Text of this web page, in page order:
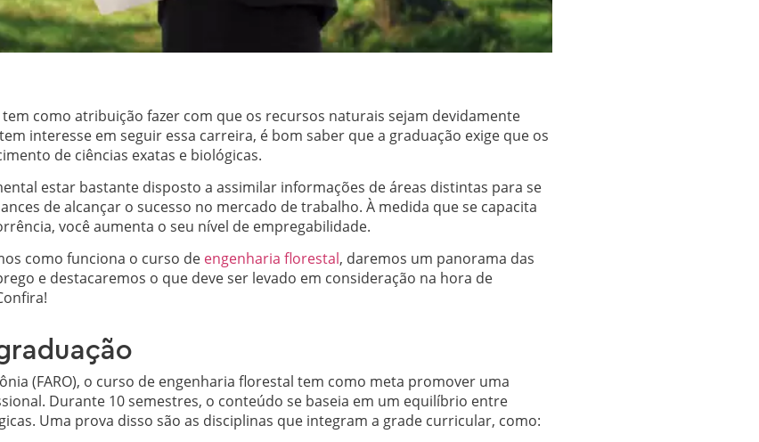
como atribuição fazer com que os recursos naturais sejam devidamente
interesse em seguir essa carreira, é bom saber que a graduação exige que os
de ciências exatas e biológicas.
estar bastante disposto a assimilar informações de áreas distintas para se
de alcançar o sucesso no mercado de trabalho. À medida que se capacita
você aumenta o seu nível de empregabilidade.
como funciona o curso de engenharia florestal, daremos um panorama das
e destacaremos o que deve ser levado em consideração na hora de
(FARO), o curso de engenharia florestal tem como meta promover uma
Durante 10 semestres, o conteúdo se baseia em um equilíbrio entre
Uma prova disso são as disciplinas que integram a grade curricular, como: